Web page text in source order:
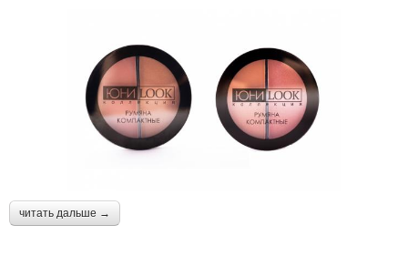
читать дальше →